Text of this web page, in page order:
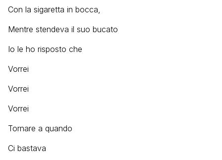
Con la sigaretta in bocca,
Mentre stendeva il suo bucato
Io le ho risposto che
Vorrei
Vorrei
Vorrei
Tornare a quando
Ci bastava